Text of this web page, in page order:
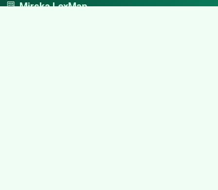
Mirska LexMap